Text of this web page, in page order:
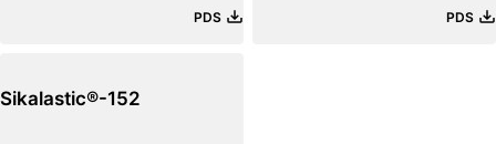
PDS PDS
Sikalastic®-152